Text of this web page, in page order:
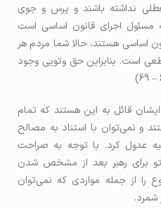
نداشته باشند و پرس و جوی
مسئول اجرای قانون اساسی است
اساسی هستند، حالا شما مردم هر
است. بنابراین حق وتویی وجود
قائل به این هستند که تمام
و نمی‌توان با استناد به مصالح
عدول کرد. با توجه به صراحت
برای رهبر بعد از مشخص شدن
از جمله مواردی که نمی‌توان
شمرد.